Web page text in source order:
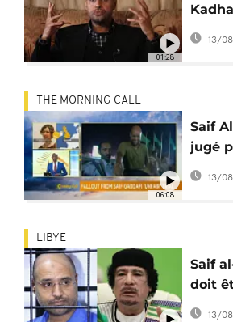
01:28
des
13/
06:08
THE MORNING CALL
Saif
jugé
[The
13/
LIBYE
Saif
doit
la
13/